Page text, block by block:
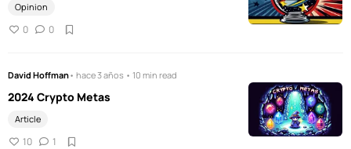
Opinion
0 0
David Hoffman• hace 3 años • 10 min read
2024 Crypto Metas
Article
10 1